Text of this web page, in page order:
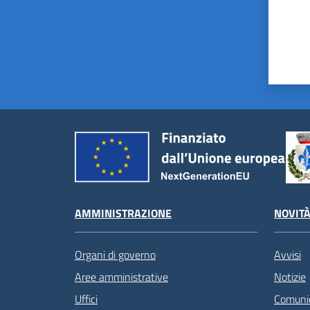
AMMINISTRAZIONE
Organi di governo
Aree amministrative
Uffici
NOVITÀ
Avvisi
Notizie